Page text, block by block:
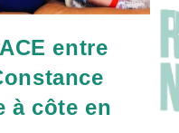
entre
à côte en